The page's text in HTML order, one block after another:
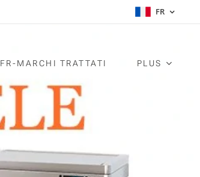
FR
FR-MARCHI TRATTATI PLUS